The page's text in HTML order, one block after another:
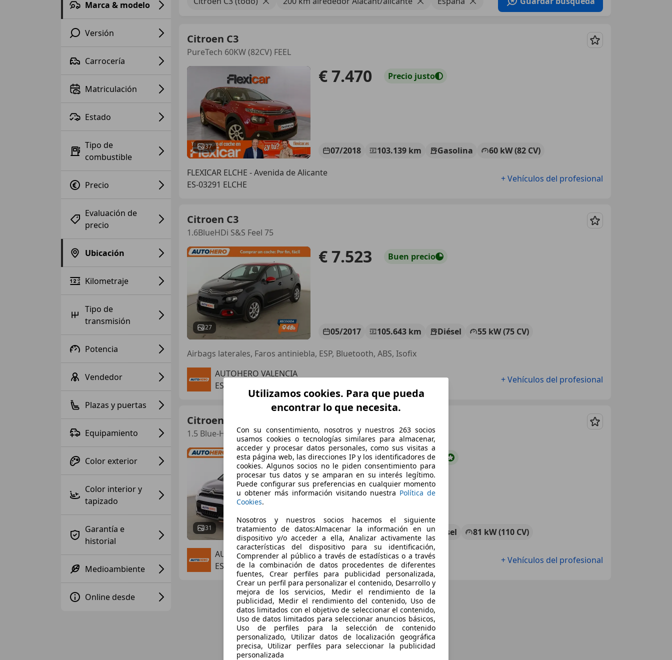
Marca & modelo
Versión
Carrocería
Matriculación
Estado
Tipo de
combustible
Precio
Evaluación de
precio
Ubicación
Kilometraje
Tipo de
transmisión
Potencia
Vendedor
Plazas y puertas
Equipamiento
Color exterior
Color interior y
tapizado
Garantía e
historial
Medioambiente
Online desde
Citroen C3
PureTech 60KW (82CV) FEEL
Guardar
37
€ 7.470 Precio justo
07/2018 103.139 km Gasolina
60 kW (82 CV)
FLEXICAR ELCHE - Avenida de Alicante
ES-03291 ELCHE
+ Vehículos del profesional
Citroen C3
1.6BlueHDi S&S Feel 75
Guardar
27
€ 7.523 Buen precio
05/2017 105.643 km Diésel
55 kW (75 CV)
Airbags laterales, Faros antiniebla, ESP, Bluetooth, ABS, Isofix
AUTOHERO VALENCIA
ES-46014 Valencia
+ Vehículos del profesional
Citroen C3 Aircross
1.5 Blue-HDi C-Series
Guardar
31
€ 12.181 Súperoferta
10/2022 31.276 km Diésel
81 kW (110 CV)
AUTOHERO VALENCIA
ES-46014 Valencia
+ Vehículos del profesional
Utilizamos cookies. Para que pueda
encontrar lo que necesita.
Con su consentimiento, nosotros y nuestros 263 socios
usamos cookies o tecnologías similares para almacenar,
acceder y procesar datos personales, como sus visitas a
esta página web, las direcciones IP y los identificadores de
cookies. Algunos socios no le piden consentimiento para
procesar tus datos y se amparan en su interés legítimo.
Puede configurar sus preferencias en cualquier momento
u obtener más información visitando nuestra Política de
Cookies.
Nosotros y nuestros socios hacemos el siguiente
tratamiento de datos:Almacenar la información en un
dispositivo y/o acceder a ella, Analizar activamente las
características del dispositivo para su identificación,
Comprender al público a través de estadísticas o a través
de la combinación de datos procedentes de diferentes
fuentes, Crear perfiles para publicidad personalizada,
Crear un perfil para personalizar el contenido, Desarrollo y
mejora de los servicios, Medir el rendimiento de la
publicidad, Medir el rendimiento del contenido, Uso de
datos limitados con el objetivo de seleccionar el contenido,
Uso de datos limitados para seleccionar anuncios básicos,
Uso de perfiles para la selección de contenido
personalizado, Utilizar datos de localización geográfica
precisa, Utilizar perfiles para seleccionar la publicidad
personalizada